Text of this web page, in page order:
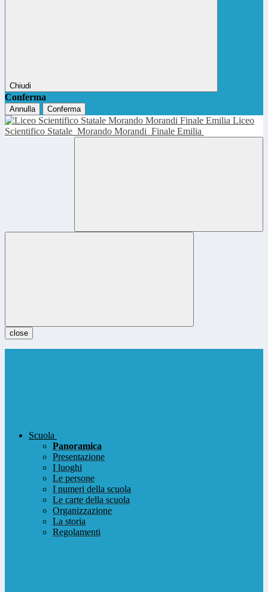
Chiudi
Conferma
Annulla Conferma
Liceo
Scientifico Statale Morando Morandi Finale Emilia
close
Scuola
Panoramica
Presentazione
I luoghi
Le persone
I numeri della scuola
Le carte della scuola
Organizzazione
La storia
Regolamenti